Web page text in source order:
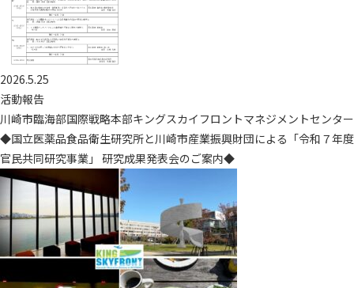
2026.5.25
活動報告
川崎市臨海部国際戦略本部キングスカイフロントマネジメントセンター
◆国立医薬品食品衛生研究所と川崎市産業振興財団による「令和７年度
官民共同研究事業」 研究成果発表会のご案内◆